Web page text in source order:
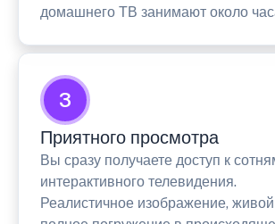
домашнего ТВ занимают около
3
Приятного просмотра
Вы сразу получаете доступ к
интерактивного телевидения.
Реалистичное изображение, живой